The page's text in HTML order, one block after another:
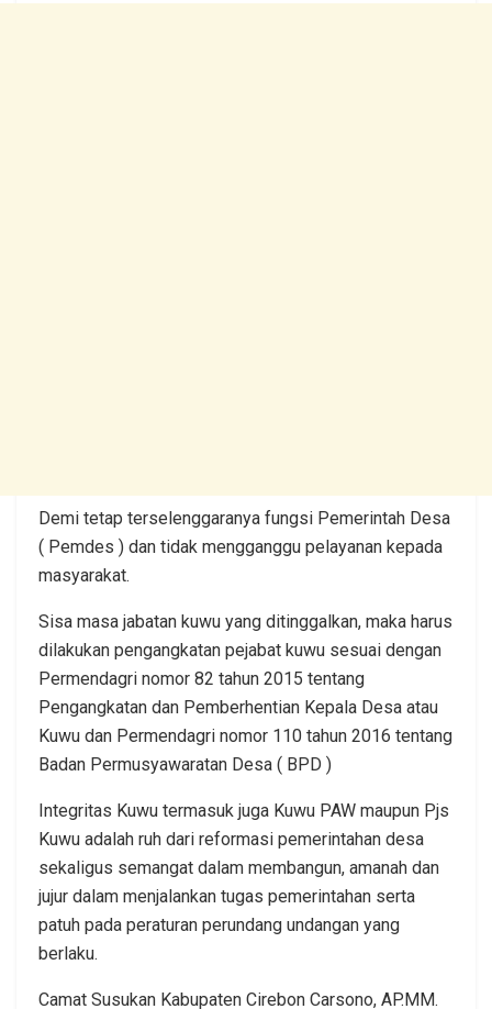
Demi tetap terselenggaranya fungsi Pemerintah Desa
( Pemdes ) dan tidak mengganggu pelayanan kepada
masyarakat.
Sisa masa jabatan kuwu yang ditinggalkan, maka harus
dilakukan pengangkatan pejabat kuwu sesuai dengan
Permendagri nomor 82 tahun 2015 tentang
Pengangkatan dan Pemberhentian Kepala Desa atau
Kuwu dan Permendagri nomor 110 tahun 2016 tentang
Badan Permusyawaratan Desa ( BPD )
Integritas Kuwu termasuk juga Kuwu PAW maupun Pjs
Kuwu adalah ruh dari reformasi pemerintahan desa
sekaligus semangat dalam membangun, amanah dan
jujur dalam menjalankan tugas pemerintahan serta
patuh pada peraturan perundang undangan yang
berlaku.
Camat Susukan Kabupaten Cirebon Carsono, AP.MM.